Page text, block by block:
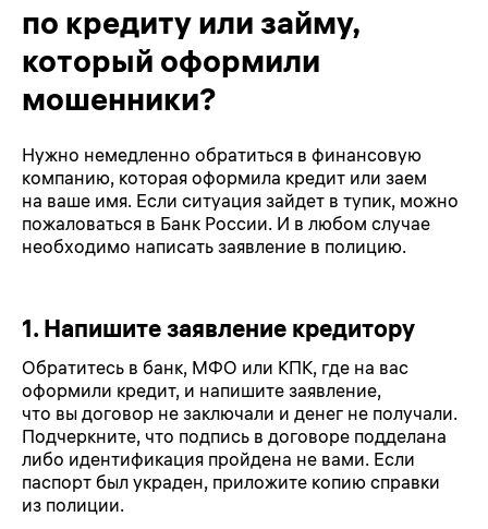
по кредиту или займу,
который оформили
мошенники?
Нужно немедленно обратиться в финансовую
компанию, которая оформила кредит или заем
на ваше имя. Если ситуация зайдет в тупик, можно
пожаловаться в Банк России. И в любом случае
необходимо написать заявление в полицию.
1. Напишите заявление кредитору
Обратитесь в банк, МФО или КПК, где на вас
оформили кредит, и напишите заявление,
что вы договор не заключали и денег не получали.
Подчеркните, что подпись в договоре подделана
либо идентификация пройдена не вами. Если
паспорт был украден, приложите копию справки
из полиции.